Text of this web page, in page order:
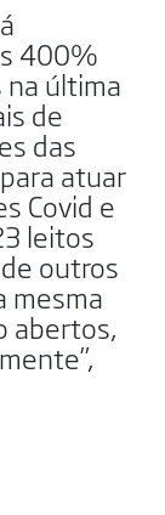
400%
última
de
das
atuar
Covid e
leitos
outros
mesma
abertos,